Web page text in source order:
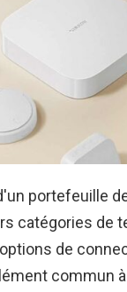
portefeuille
catégories de
de
commun